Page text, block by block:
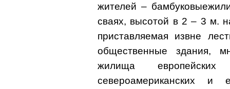
жителей –
сваях, высотой в 2 – 3 м.
приставляемая извне
общественные здания,
жилища
североамериканских и